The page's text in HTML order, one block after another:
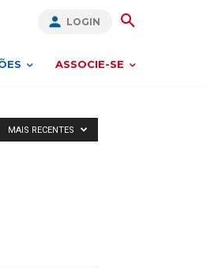
LOGIN
ASSOCIE-SE
MAIS RECENTES